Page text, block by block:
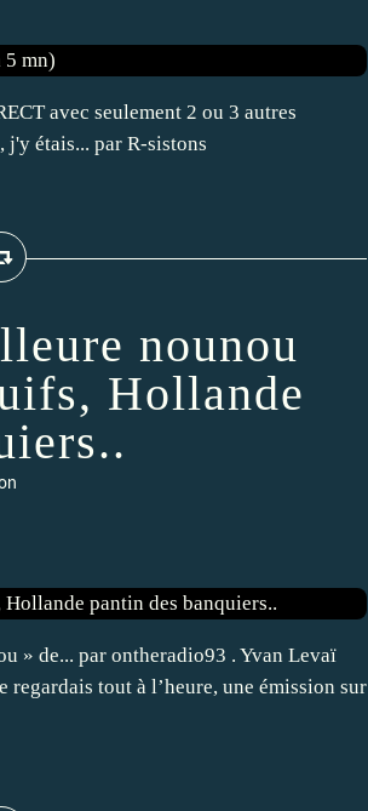
avec seulement 2 ou 3 autres
j'y étais... par R-sistons
nounou
Hollande
» de... par ontheradio93 . Yvan Levaï
tout à l’heure, une émission sur